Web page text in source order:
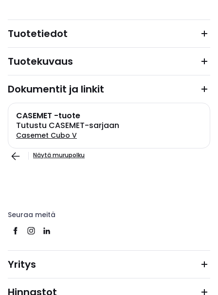
Tuotetiedot
Tuotekuvaus
Dokumentit ja linkit
CASEMET -tuote
Tutustu CASEMET-sarjaan
Casemet Cubo V
Näytä murupolku
Seuraa meitä
Yritys
Hinnastot